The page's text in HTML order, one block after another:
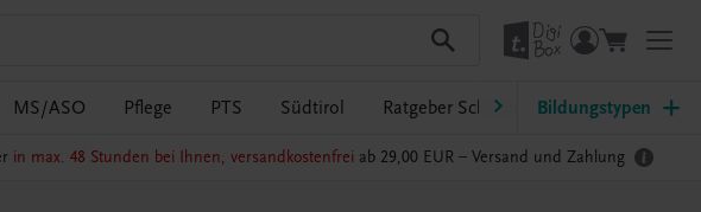
MS/ASO Pflege PTS Südtirol Ratgeber Schulpraxis TRAUNER-
Bildungstypen
in max. 48 Stunden bei Ihnen, versandkostenfrei ab 29,00 EUR – Versand und Zahlung